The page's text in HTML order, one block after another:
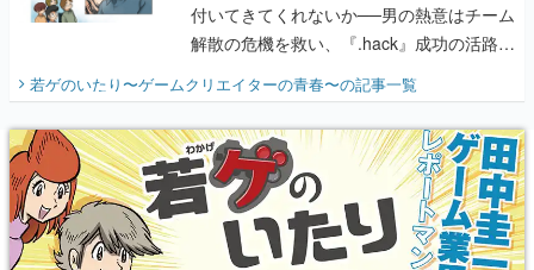
付いてきてくれないか──男の熱意はチーム
解散の危機を救い、『.hack』成功の活路を
開く。業界の快男児・松山 洋に流れる血は
『少年ジャンプ』色だった【若ゲのいた
り】
若ゲのいたり〜ゲームクリエイターの青春〜の記事一覧